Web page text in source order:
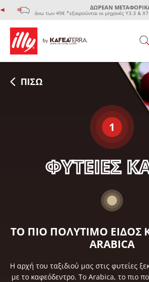
ΔΩΡΕΑΝ
άνω των 49€ *εξαιρούνται οι μηχανές Υ3.3 &
ΠΙΣΩ
1
ΦΥΤΕΙΕΣ
ΤΟ ΠΙΟ ΠΟΛΥΤΙΜΟ ΕΙΔΟΣ
ARABICA
Η αρχή του ταξιδιού μας στις φυτείες
με το καφεόδεντρο. Το Arabica, το πιο